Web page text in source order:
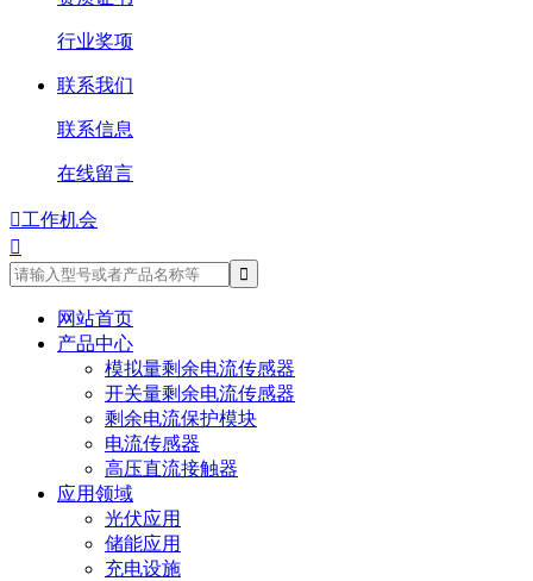
行业奖项
联系我们
联系信息
在线留言
工作机会

网站首页
产品中心
模拟量剩余电流传感器
开关量剩余电流传感器
剩余电流保护模块
电流传感器
高压直流接触器
应用领域
光伏应用
储能应用
充电设施